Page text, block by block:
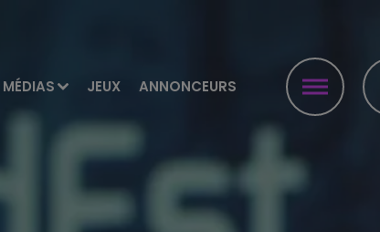
MÉDIAS JEUX ANNONCEURS